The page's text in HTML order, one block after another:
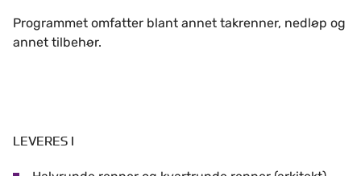
Programmet omfatter blant annet takrenner, nedløp og
annet tilbehør.
LEVERES I